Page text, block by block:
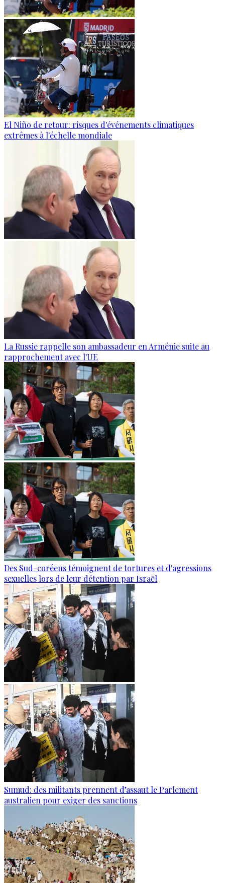
El Niño de retour: risques d'événements climatiques
extrêmes à l'échelle mondiale
La Russie rappelle son ambassadeur en Arménie suite au
rapprochement avec l'UE
Des Sud-coréens témoignent de tortures et d'agressions
sexuelles lors de leur détention par Israël
Sumud: des militants prennent d’assaut le Parlement
australien pour exiger des sanctions